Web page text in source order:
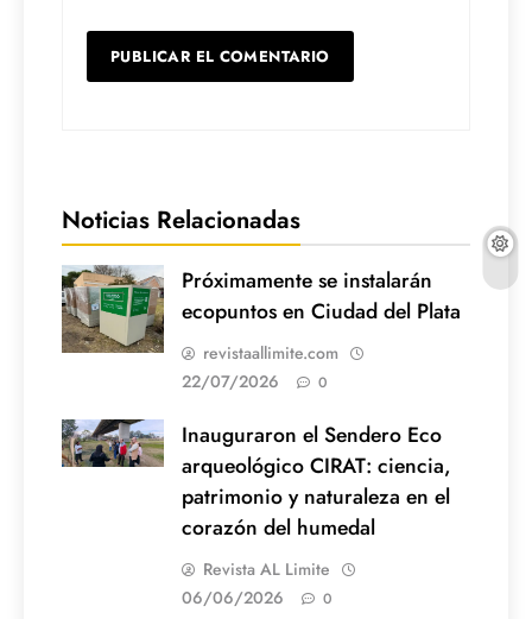
Noticias Relacionadas
Próximamente se instalarán
ecopuntos en Ciudad del Plata
revistaallimite.com
22/07/2026
0
Inauguraron el Sendero Eco
arqueológico CIRAT: ciencia,
patrimonio y naturaleza en el
corazón del humedal
Revista AL Limite
06/06/2026
0